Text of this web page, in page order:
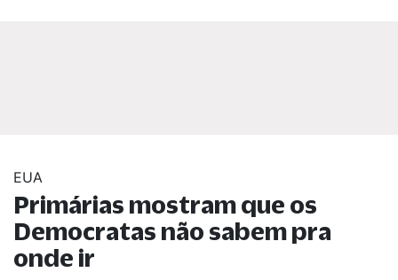
EUA
Primárias mostram que os
Democratas não sabem pra
onde ir